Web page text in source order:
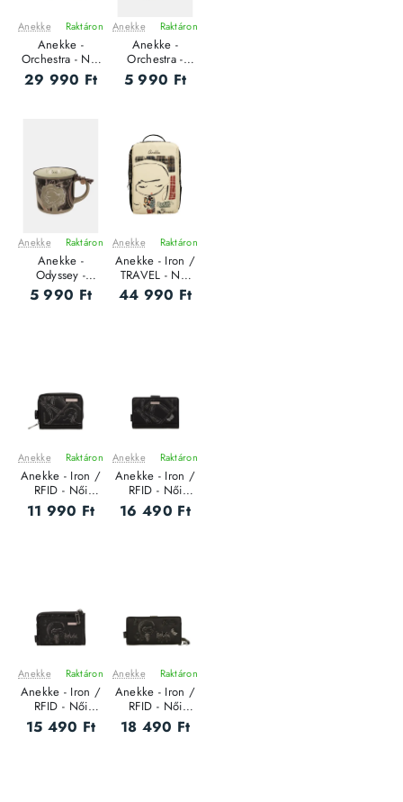
ÚJ
Anekke Raktáron
Anekke -
Orchestra - Női
oldaltáska
29 990 Ft
ÚJ
Anekke Raktáron
Anekke -
Orchestra -
Kerámia Női
bögre
5 990 Ft
ÚJ
Anekke Raktáron
Anekke -
Odyssey -
Kerámia Női
bögre
5 990 Ft
ÚJ
Anekke Raktáron
Anekke - Iron /
TRAVEL - Női
hátizsák
44 990 Ft
ÚJ
Anekke Raktáron
Anekke - Iron /
RFID - Női
pénztárca - S
11 990 Ft
ÚJ
Anekke Raktáron
Anekke - Iron /
RFID - Női
pénztárca - M
16 490 Ft
ÚJ
Anekke Raktáron
Anekke - Iron /
RFID - Női
pénztárca - M
15 490 Ft
ÚJ
Anekke Raktáron
Anekke - Iron /
RFID - Női
pénztárca - L
18 490 Ft